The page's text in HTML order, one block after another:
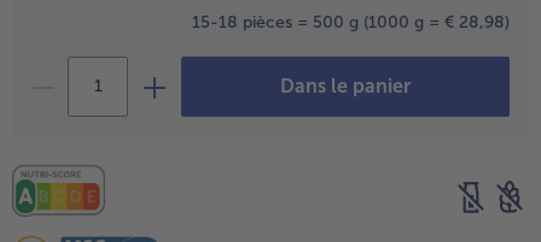
15-18 pièces = 500 g (1000 g = € 28,98)
Dans le panier